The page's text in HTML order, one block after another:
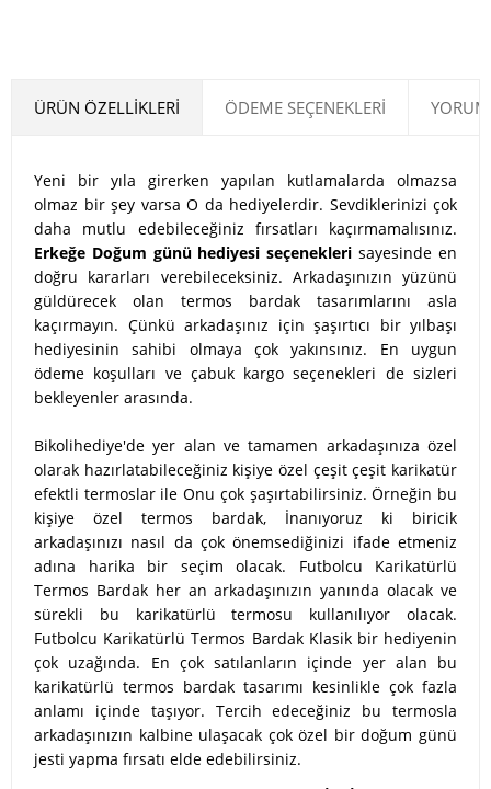
ÜRÜN ÖZELLIKLERI ÖDEME SEÇENEKLERI
Yeni bir yıla girerken yapılan kutlamalarda olmazsa
olmaz bir şey varsa O da hediyelerdir. Sevdiklerinizi çok
daha mutlu edebileceğiniz fırsatları kaçırmamalısınız.
Erkeğe Doğum günü hediyesi seçenekleri sayesinde en
doğru kararları verebileceksiniz. Arkadaşınızın yüzünü
güldürecek olan termos bardak tasarımlarını asla
kaçırmayın. Çünkü arkadaşınız için şaşırtıcı bir yılbaşı
hediyesinin sahibi olmaya çok yakınsınız. En uygun
ödeme koşulları ve çabuk kargo seçenekleri de sizleri
bekleyenler arasında.
Bikolihediye'de yer alan ve tamamen arkadaşınıza özel
olarak hazırlatabileceğiniz kişiye özel çeşit çeşit karikatür
efektli termoslar ile Onu çok şaşırtabilirsiniz. Örneğin bu
kişiye özel termos bardak, İnanıyoruz ki biricik
arkadaşınızı nasıl da çok önemsediğinizi ifade etmeniz
adına harika bir seçim olacak. Futbolcu Karikatürlü
Termos Bardak her an arkadaşınızın yanında olacak ve
sürekli bu karikatürlü termosu kullanılıyor olacak.
Futbolcu Karikatürlü Termos Bardak Klasik bir hediyenin
çok uzağında. En çok satılanların içinde yer alan bu
karikatürlü termos bardak tasarımı kesinlikle çok fazla
anlamı içinde taşıyor. Tercih edeceğiniz bu termosla
arkadaşınızın kalbine ulaşacak çok özel bir doğum günü
jesti yapma fırsatı elde edebilirsiniz.